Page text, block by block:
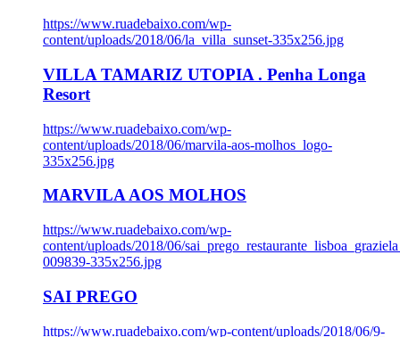
https://www.ruadebaixo.com/wp-
content/uploads/2018/06/la_villa_sunset-335x256.jpg
VILLA TAMARIZ UTOPIA . Penha Longa
Resort
https://www.ruadebaixo.com/wp-
content/uploads/2018/06/marvila-aos-molhos_logo-
335x256.jpg
MARVILA AOS MOLHOS
https://www.ruadebaixo.com/wp-
content/uploads/2018/06/
009839-335x256.jpg
SAI PREGO
https://www.ruadebaixo.com/wp-content/uploads/2018/06/9-